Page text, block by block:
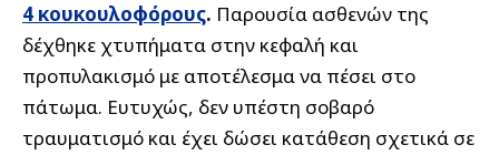
4 κουκουλοφόρους. Παρουσία ασθενών της
δέχθηκε χτυπήματα στην κεφαλή και
προπυλακισμό με αποτέλεσμα να πέσει στο
πάτωμα. Ευτυχώς, δεν υπέστη σοβαρό
τραυματισμό και έχει δώσει κατάθεση σχετικά σε